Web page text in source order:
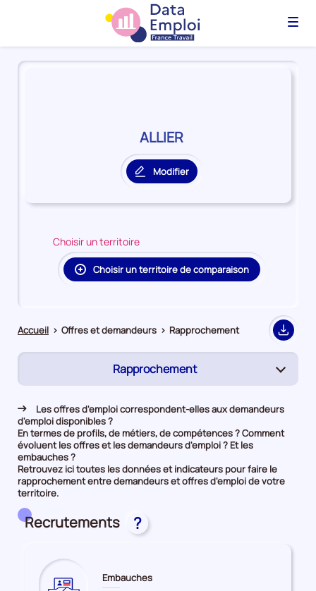
Menu
Panorama
ALLIER
Modifier
le
principal
Choisir un territoire
Choisir un territoire de comparaison
Accueil > Offres et demandeurs > Rapprochement Export
Rapprochement
(page
Demandeurs d'emploi
Offres d’emploi
Les offres d'emploi correspondent-elles aux demandeurs
d'emploi disponibles ?
En termes de profils, de métiers, de compétences ? Comment
évoluent les offres et les demandeurs d'emploi ? Et les
embauches ?
Retrouvez ici toutes les données et indicateurs pour faire le
rapprochement entre demandeurs et offres d'emploi de votre
territoire.
Recrutements ?
Embauches